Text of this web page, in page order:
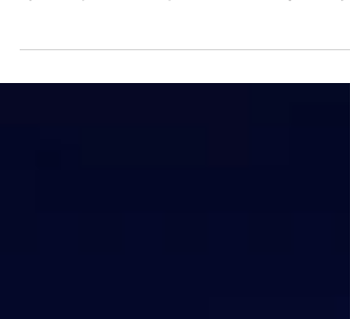
pontos importantes aqui neste post para
ajudar quem está querendo começar, ou já